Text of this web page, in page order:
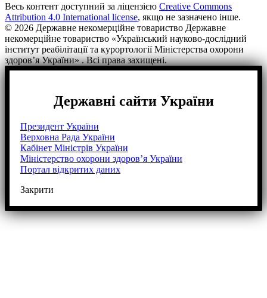
Весь контент доступний за ліцензією Creative Commons
Attribution 4.0 International license, якщо не зазначено інше.
© 2026 Державне некомерційне товариство Державне
некомерційне товариство «Український науково-дослідний
інститут реабілітації та курортології Міністерства охорони
здоров’я України» . Всі права захищені.
Державні сайти України
Президент України
Верховна Рада України
Кабінет Міністрів України
Міністерство охорони здоров’я України
Портал відкритих даних
Закрити